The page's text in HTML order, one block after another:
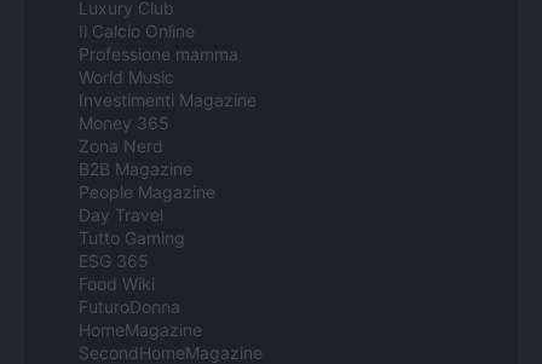
Luxury Club
Il Calcio Online
Professione mamma
World Music
Investimenti Magazine
Money 365
Zona Nerd
B2B Magazine
People Magazine
Day Travel
Tutto Gaming
ESG 365
Food Wiki
FuturoDonna
HomeMagazine
SecondHomeMagazine